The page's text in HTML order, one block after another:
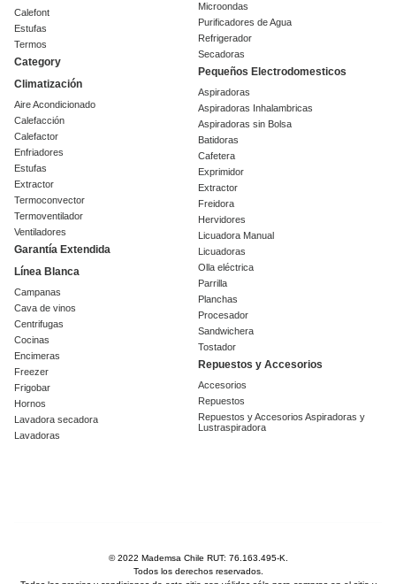
Calefont
Estufas
Termos
Category
Climatización
Aire Acondicionado
Calefacción
Calefactor
Enfriadores
Estufas
Extractor
Termoconvector
Termoventilador
Ventiladores
Garantía Extendida
Línea Blanca
Campanas
Cava de vinos
Centrifugas
Cocinas
Encimeras
Freezer
Frigobar
Hornos
Lavadora secadora
Lavadoras
Microondas
Purificadores de Agua
Refrigerador
Secadoras
Pequeños Electrodomesticos
Aspiradoras
Aspiradoras Inhalambricas
Aspiradoras sin Bolsa
Batidoras
Cafetera
Exprimidor
Extractor
Freidora
Hervidores
Licuadora Manual
Licuadoras
Olla eléctrica
Parrilla
Planchas
Procesador
Sandwichera
Tostador
Repuestos y Accesorios
Accesorios
Repuestos
Repuestos y Accesorios Aspiradoras y
Lustraspiradora
© 2022 Mademsa Chile RUT: 76.163.495-K.
Todos los derechos reservados.